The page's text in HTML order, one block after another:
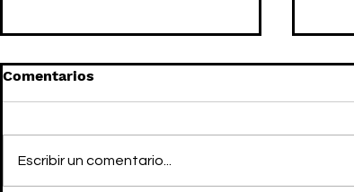
Comentarios
Escribir un comentario...